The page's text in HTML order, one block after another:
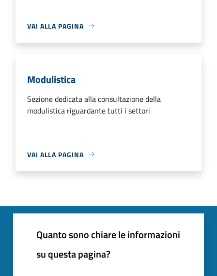
VAI ALLA PAGINA
Modulistica
Sezione dedicata alla consultazione della
modulistica riguardante tutti i settori
VAI ALLA PAGINA
Quanto sono chiare le informazioni
su questa pagina?